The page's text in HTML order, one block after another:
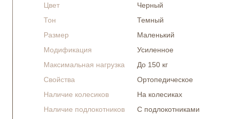
Цвет
Черный
Тон
Темный
Размер
Маленький
Модификация
Усиленное
Максимальная нагрузка
До 150 кг
Свойства
Ортопедическое
Наличие колесиков
На колесиках
Наличие подлокотников
С подлокотниками